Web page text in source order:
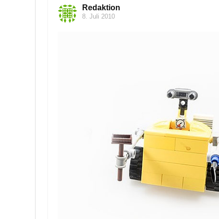
Redaktion
8. Juli 2010